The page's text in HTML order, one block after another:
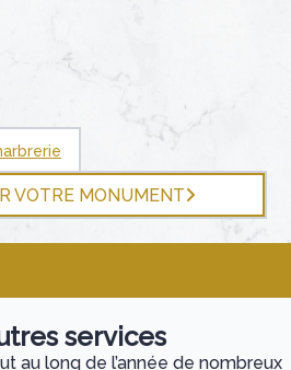
Ensues la Redonne,
cimetières Saint Pierre ou
en Provence et Marseille.
ou par mail sur
VOTRE MONUMENT
services
au long de l’année de nombreux